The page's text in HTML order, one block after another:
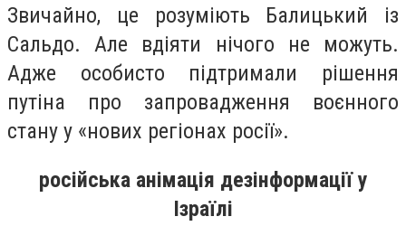
Звичайно, це розуміють Балицький із
Сальдо. Але вдіяти нічого не можуть.
Адже особисто підтримали рішення
путіна про запровадження воєнного
стану у «нових регіонах росії».
російська анімація дезінформації у
Ізраїлі